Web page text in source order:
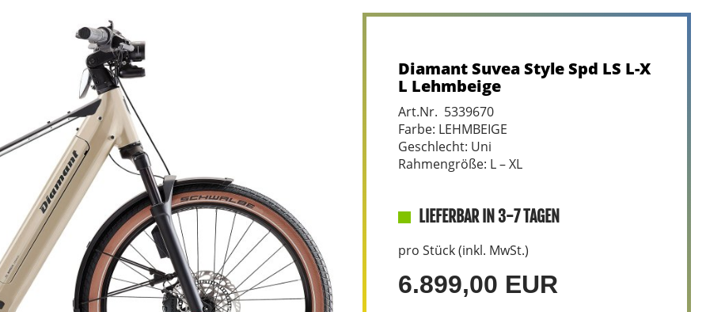
Diamant Suvea Style Spd LS L-X
L Lehmbeige
Art.Nr. 5339670
Farbe: LEHMBEIGE
Geschlecht: Uni
Rahmengröße: L – XL
LIEFERBAR IN 3-7 TAGEN
pro Stück (inkl. MwSt.)
6.899,00 EUR